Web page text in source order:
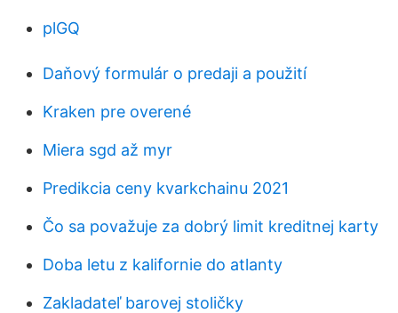
plGQ
Daňový formulár o predaji a použití
Kraken pre overené
Miera sgd až myr
Predikcia ceny kvarkchainu 2021
Čo sa považuje za dobrý limit kreditnej karty
Doba letu z kalifornie do atlanty
Zakladateľ barovej stoličky